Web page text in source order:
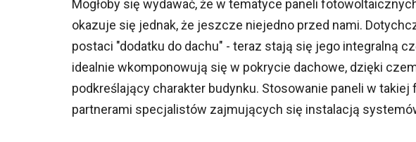
Mogłoby się wydawać, że w tematyce paneli
okazuje się jednak, że jeszcze niejedno przed nami.
postaci "dodatku do dachu" - teraz stają się jego integralną
idealnie wkomponowują się w pokrycie dachowe, dzięki
podkreślający charakter budynku. Stosowanie paneli w
partnerami specjalistów zajmujących się instalacją